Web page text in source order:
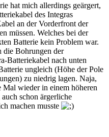
hat mich allerdings geärgert,
des Integras
an der Vorderfront der
müssen. Welches bei der
Batterie kein Problem war.
die Bohrungen der
Batteriekabel nach unten
ungleich (Höhe der Pole
zu niedrig lagen. Naja,
wieder in einem höheren
schon ärgerliche
machen musste